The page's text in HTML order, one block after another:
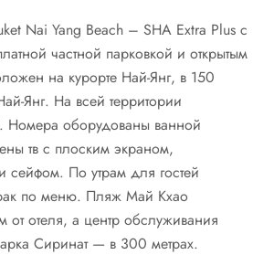
Nai Yang Beach – SHA Extra Plus с
частной парковкой и открытым
на курорте Най-Янг, в 150
Янг. На всей территории
Номера оборудованы ванной
тв с плоским экраном,
По утрам для гостей
по меню. Пляж Май Кхао
от отеля, а центр обслуживания
Сиринат — в 300 метрах.